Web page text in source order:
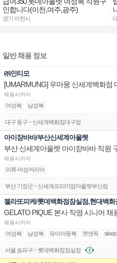
인합니다(이천,여주,광주)
경기 이천시
일반 채용 정보
㈜인티모
[UMARMUNG] 우마뭉 신세계백화점
채용시까지
여성복 남성복
대구 동구 > 신세계백화점대구점
아이잗바바/부산신세계아울렛
부산 신세계아울렛 아이잗바바 직원
채용시까지
의류-여성커리어
부산 기장군 > 신세계프리미엄아울렛부산점
젤라또피케/롯데백화점잠실점,현대백화
GELATO PIQUE 본사 직영 시니어 채
채용시까지
여성복 남성복 유아아동복 캣앤독 sleep
서울 송파구 > 롯데백화점잠실점